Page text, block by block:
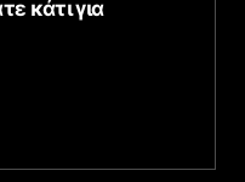
κάτι για